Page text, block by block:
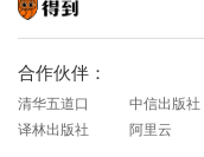
合作伙伴：
清华五道口 中信出版社
译林出版社
阿里云